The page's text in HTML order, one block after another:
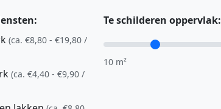
(ca. €8,80 - €19,80 /
(ca. €4,40 - €9,90 /
Te schilderen oppervlak:
10 m²